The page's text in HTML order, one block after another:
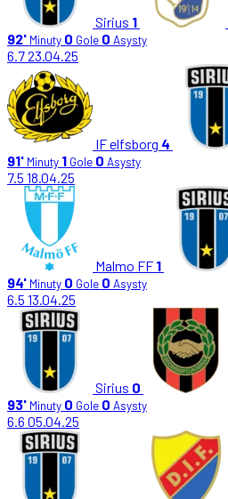
Sirius 1
92' Minuty 0 Gole 0 Asysty
6.723.04.25
IF elfsborg 4
91' Minuty 1 Gole 0 Asysty
7.5 18.04.25
Malmo FF 1
94' Minuty 0 Gole 0 Asysty
6.5 13.04.25
Sirius 0
93' Minuty 0 Gole 0 Asysty
6.6 05.04.25